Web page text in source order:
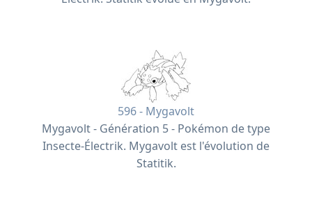
596 - Mygavolt
Mygavolt - Génération 5 - Pokémon de type
Insecte-Électrik. Mygavolt est l'évolution de
Statitik.